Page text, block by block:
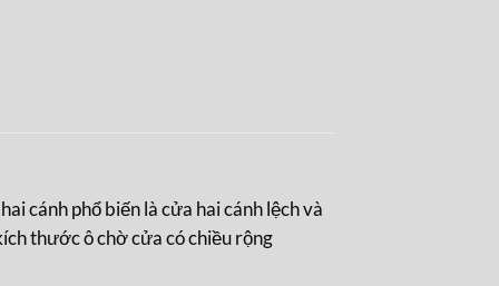
cánh phổ biến là cửa hai cánh lệch và
thước ô chờ cửa có chiều rộng